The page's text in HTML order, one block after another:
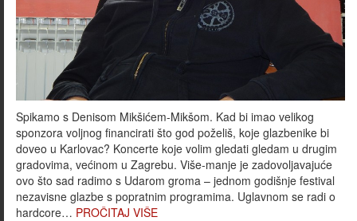
Spikamo s Denisom Mikšićem-Mikšom. Kad bi imao velikog
sponzora voljnog financirati što god poželiš, koje glazbenike bi
doveo u Karlovac? Koncerte koje volim gledati gledam u drugim
gradovima, većinom u Zagrebu. Više-manje je zadovoljavajuće
ovo što sad radimo s Udarom groma – jednom godišnje festival
nezavisne glazbe s popratnim programima. Uglavnom se radi o
hardcore… PROČITAJ VIŠE